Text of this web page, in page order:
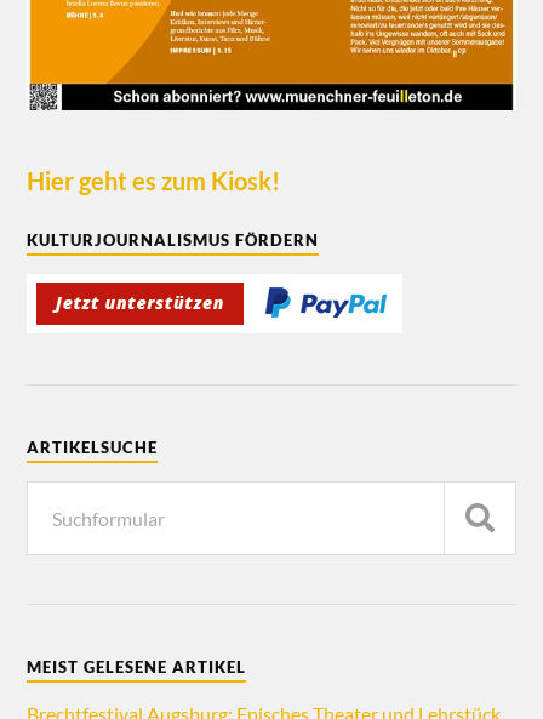
Hier geht es zum Kiosk!
KULTURJOURNALISMUS FÖRDERN
ARTIKELSUCHE
MEIST GELESENE ARTIKEL
Brechtfestival Augsburg: Episches Theater und Lehrstück